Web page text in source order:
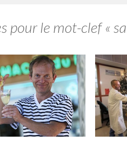
pour le mot-clef «